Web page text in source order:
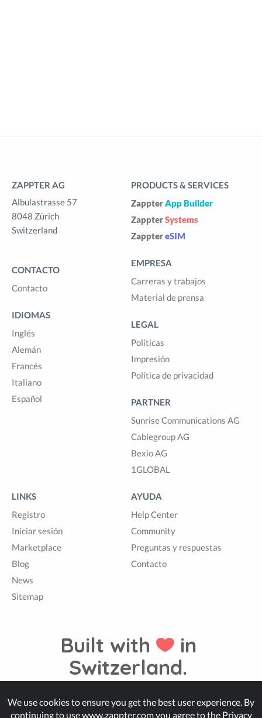
ZAPPTER AG
Albulastrasse 57
8048 Zürich
Switzerland
CONTACTO
Contacto
IDIOMAS
Inglés
Alemán
Francés
Italiano
Español
PRODUCTS & SERVICES
ZappterApp Builder
ZappterSystems
ZapptereSIM
EMPRESA
Carreras y trabajos
Material de prensa
LEGAL
Políticas
Impresión
Política de privacidad
PARTNER
Sunrise Communications AG
Cablegroup AG
Bexio AG
1GLOBAL
LINKS
Registro
Iniciar sesión
Marketplace
Blog
News
Sitemap
AYUDA
Help Center
Community
Preguntas y respuestas
Contacto
Built with
in
Switzerland.
© Zappter
We use cookies to ensure you get the best user experience. By
continuing to use www.zappter.com you agree to the Privacy